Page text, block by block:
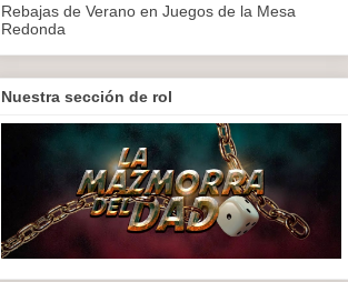
Rebajas de Verano en Juegos de la Mesa
Redonda
Nuestra sección de rol